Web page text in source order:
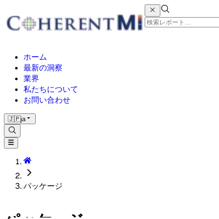
ホーム
最新の洞察
業界
私たちについて
お問い合わせ
🇯🇵ja
パッケージ